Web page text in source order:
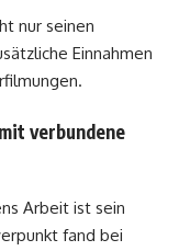
nur seinen
Einnahmen
verbundene
Arbeit ist sein
fand bei